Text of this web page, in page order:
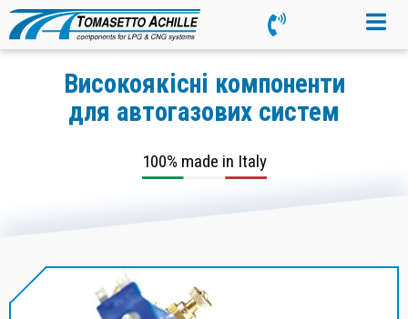
Високоякісні компоненти
для автогазових систем
100% made in Italy